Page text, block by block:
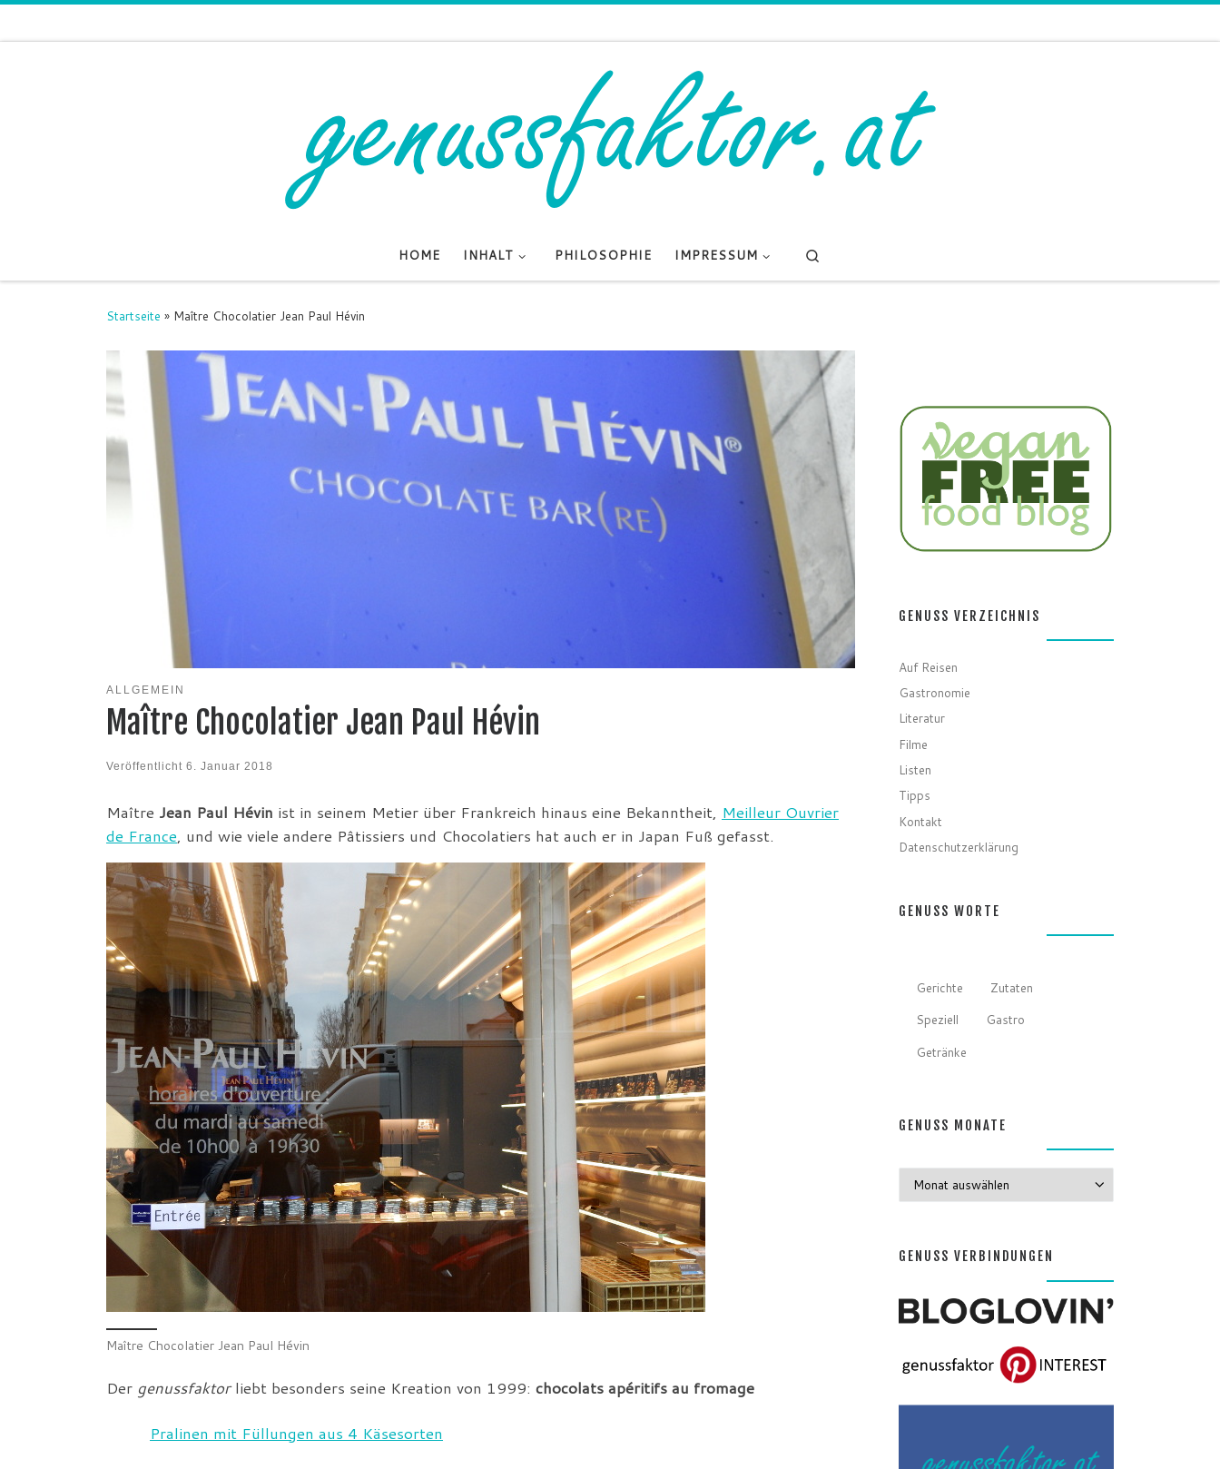
HOME INHALT PHILOSOPHIE IMPRESSUM
Startseite » Maître Chocolatier Jean Paul Hévin
ALLGEMEIN
Maître Chocolatier Jean Paul Hévin
Veröffentlicht 6. Januar 2018
Maître Jean Paul Hévin ist in seinem Metier über Frankreich hinaus eine Bekanntheit, Meilleur Ouvrier
de France, und wie viele andere Pâtissiers und Chocolatiers hat auch er in Japan Fuß gefasst.
Maître Chocolatier Jean Paul Hévin
Der genussfaktorliebt besonders seine Kreation von 1999: chocolats apéritifs au fromage
Pralinen mit Füllungen aus 4 Käsesorten
Tipps
Datenschutzerklärung
Speziell
GENUSS MONATE